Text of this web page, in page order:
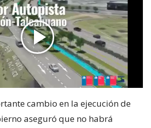
cambio en la ejecución de
aseguró que no habrá